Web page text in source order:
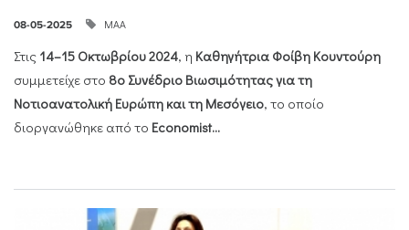
08-05-2025 ΜΑΑ
Στις 14–15 Οκτωβρίου 2024, η Καθηγήτρια Φοίβη Κουντούρη
συμμετείχε στο 8ο Συνέδριο Βιωσιμότητας για τη
Νοτιοανατολική Ευρώπη και τη Μεσόγειο, το οποίο
διοργανώθηκε από το Economist...